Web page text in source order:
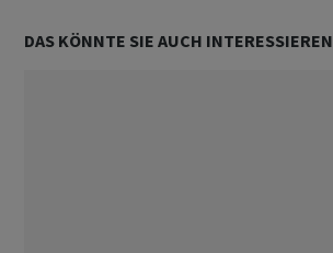
DAS KÖNNTE SIE AUCH INTERESSIEREN